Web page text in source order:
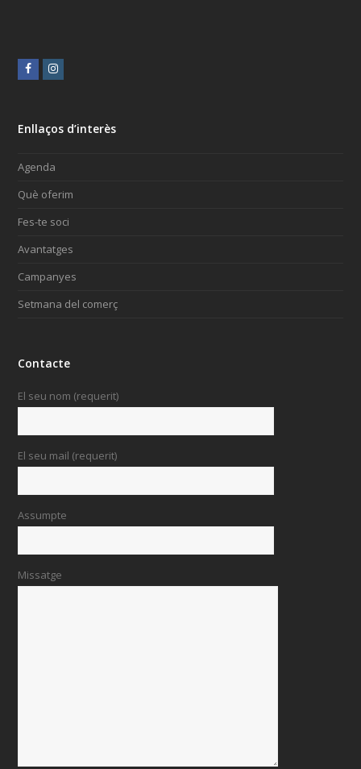
FacebookInstagram
Enllaços d’interès
Agenda
Què oferim
Fes-te soci
Avantatges
Campanyes
Setmana del comerç
Contacte
El seu nom (requerit)
El seu mail (requerit)
Assumpte
Missatge